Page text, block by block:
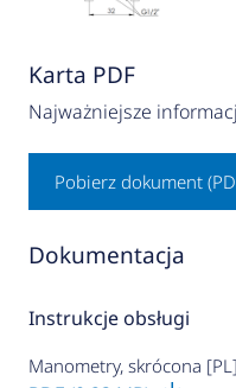
Karta PDF
Najważniejsze
Pobierz dokument
Dokumentacja
Instrukcje obsługi
Manometry, skrócona [PL]